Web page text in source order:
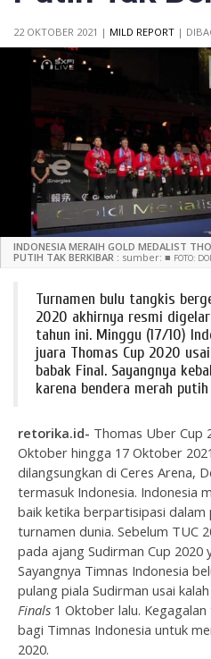
22 OKTOBER 2021 | MILD REPORT |
INDONESIA MERAIH GOLD MEDALIST
PUTIH TAK BERKIBAR : sumber: ■ FOTO:
Turnamen bulu tangkis
2020 akhirnya resmi
tahun ini. Minggu (17/10)
juara Thomas Cup 2020
babak Final. Sayangnya
karena bendera merah
retorika.id- Thomas Uber Cup
Oktober hingga 17 Oktober
dilangsungkan di Ceres Arena,
termasuk Indonesia. Indonesia
baik ketika berpartisipasi
turnamen dunia. Sebelum TUC
pada ajang Sudirman Cup 2020
Sayangnya Timnas Indonesia
pulang piala Sudirman usai
Finals 1 Oktober lalu.
bagi Timnas Indonesia untuk
2020.